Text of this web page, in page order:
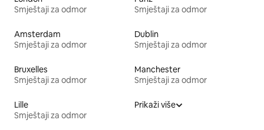
Smještaji za odmor
Smještaji za odmor
Amsterdam
Smještaji za odmor
Dublin
Smještaji za odmor
Bruxelles
Smještaji za odmor
Manchester
Smještaji za odmor
Lille
Smještaji za odmor
Prikaži više